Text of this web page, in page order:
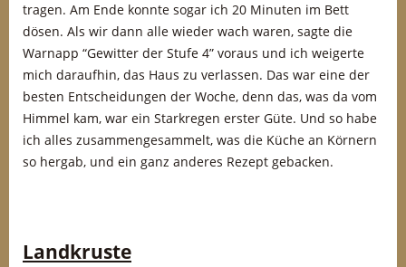
tragen. Am Ende konnte sogar ich 20 Minuten im Bett
dösen. Als wir dann alle wieder wach waren, sagte die
Warnapp “Gewitter der Stufe 4” voraus und ich weigerte
mich daraufhin, das Haus zu verlassen. Das war eine der
besten Entscheidungen der Woche, denn das, was da vom
Himmel kam, war ein Starkregen erster Güte. Und so habe
ich alles zusammengesammelt, was die Küche an Körnern
so hergab, und ein ganz anderes Rezept gebacken.
Landkruste